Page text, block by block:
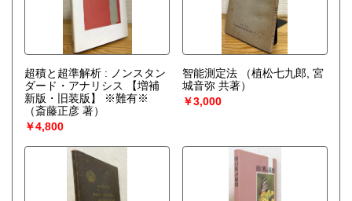
超積と超準解析 : ノンスタン
ダード・アナリシス 【増補
新版・旧装版】 ※難有※
（斎藤正彦 著）
￥4,800
智能測定法
（植松七九郎, 宮
城音弥 共著）
￥3,000